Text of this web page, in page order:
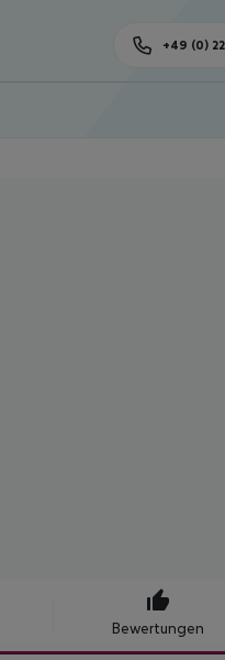
+49 (0)
Bewertungen